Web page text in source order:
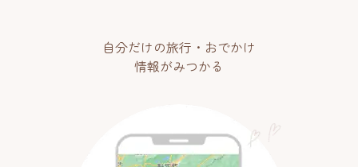
自分だけの旅行・おでかけ
情報がみつかる